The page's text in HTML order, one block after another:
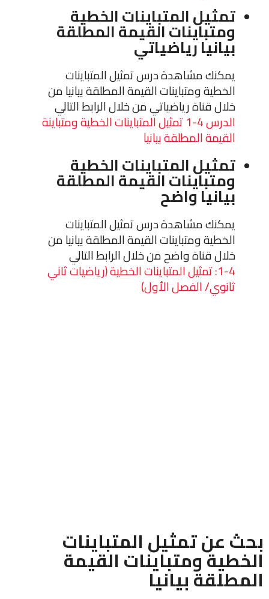
تمثيل المتباينات الخطية
ومتباينات القيمة المطلقة
بيانيا رياضياتي
يمكنك مشاهدة درس تمثيل المتباينات
الخطية ومتباينات القيمة المطلقة بيانيا من
خلال قناة رياضياتي من خلال الرابط التالي
الدرس 4-1 تمثيل المتباينات الخطية ومتباينة
القيمة المطلقة بيانيا
تمثيل المتباينات الخطية
ومتباينات القيمة المطلقة
بيانيا واضح
يمكنك مشاهدة درس تمثيل المتباينات
الخطية ومتباينات القيمة المطلقة بيانيا من
خلال قناة واضح من خلال الرابط التالي
1-4: تمثيل المتباينات الخطية (رياضيات ثاني
ثانوي/ الفصل الأول)
بحث عن تمثيل المتباينات
الخطية ومتباينات القيمة
المطلقة بيانيا